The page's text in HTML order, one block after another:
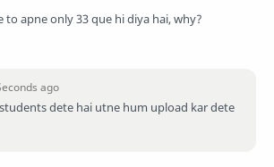
to apne only 33 que hi diya hai, why?
ago
dete hai utne hum upload kar dete